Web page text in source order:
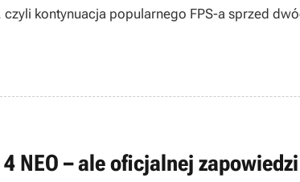
kontynuacja popularnego FPS-a sprzed
NEO – ale oficjalnej